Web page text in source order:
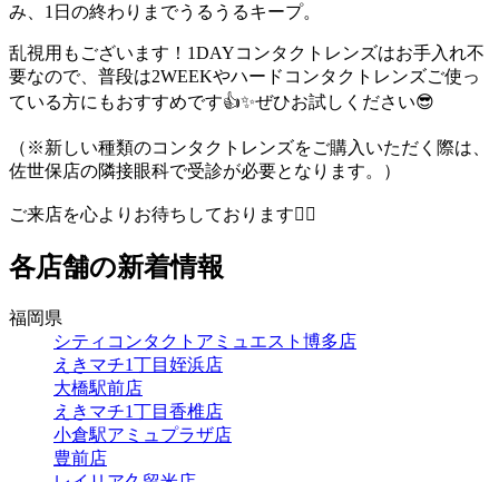
み、1日の終わりまでうるうるキープ。
乱視用もございます！1DAYコンタクトレンズはお手入れ不
要なので、普段は2WEEKやハードコンタクトレンズご使っ
ている方にもおすすめです👍✨ぜひお試しください😎
（※新しい種類のコンタクトレンズをご購入いただく際は、
佐世保店の隣接眼科で受診が必要となります。）
ご来店を心よりお待ちしております🙇‍♀️
各店舗の新着情報
福岡県
シティコンタクトアミュエスト博多店
えきマチ1丁目姪浜店
大橋駅前店
えきマチ1丁目香椎店
小倉駅アミュプラザ店
豊前店